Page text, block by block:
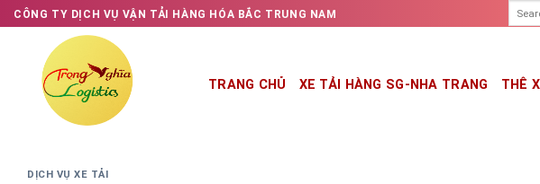
Skip
to
content
CÔNG TY DỊCH VỤ VẬN TẢI HÀNG HÓA BẮC TRUNG NAM
TRANG CHỦ XE TẢI HÀNG SG-NHA TRANG THÊ
DỊCH VỤ XE TẢI